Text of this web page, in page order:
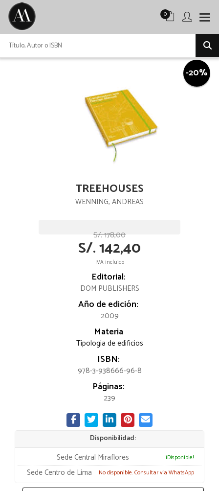
0
-20%
TREEHOUSES
WENNING, ANDREAS
S/. 178,00
S/. 142,40
IVA incluido
Editorial:
DOM PUBLISHERS
Año de edición:
2009
Materia
Tipología de edificios
ISBN:
978-3-938666-96-8
Páginas:
239
Disponibilidad:
Sede Central Miraflores ¡Disponible!
Sede Centro de Lima No disponible. Consultar vía WhatsApp